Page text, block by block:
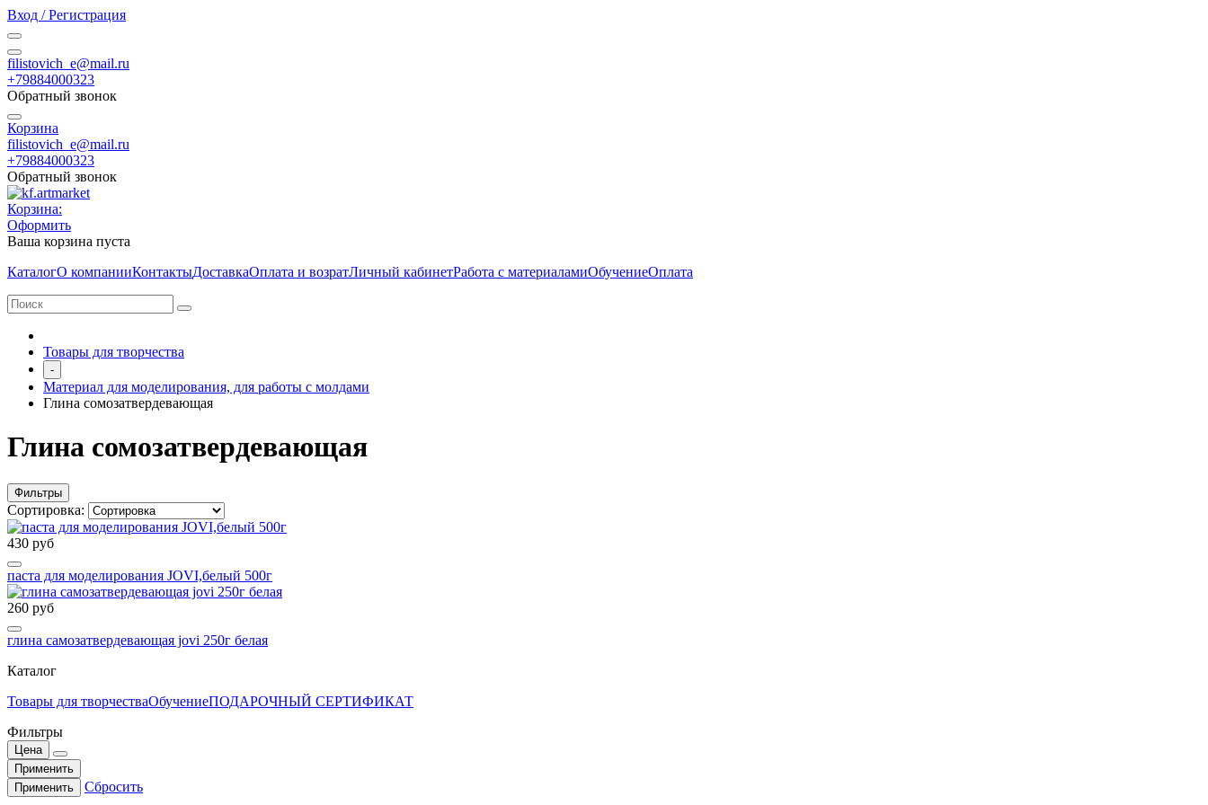
Вход / Регистрация
filistovich_e@mail.ru
+79884000323
Обратный звонок
Корзина
filistovich_e@mail.ru
+79884000323
Обратный звонок
Корзина:
Оформить
Ваша корзина пуста
КаталогО компанииКонтактыДоставкаОплата и возратЛичный кабинетРабота с материаламиОбучениеОплата
Товары для творчества
-
Материал для моделирования, для работы с молдами
Глина сомозатвердевающая
Глина сомозатвердевающая
Фильтры
Сортировка:
430 руб
паста для моделирования JOVI,белый 500г
260 руб
глина самозатвердевающая jovi 250г белая
Каталог
Товары для творчестваОбучениеПОДАРОЧНЫЙ СЕРТИФИКАТ
Фильтры
Цена
Применить
Применить
Сбросить